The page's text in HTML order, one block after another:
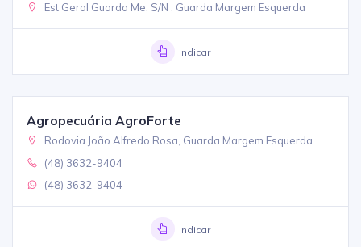
Est Geral Guarda Me, S/N , Guarda Margem Esquerda
Indicar
Agropecuária AgroForte
Rodovia João Alfredo Rosa, Guarda Margem Esquerda
(48) 3632-9404
(48) 3632-9404
Indicar